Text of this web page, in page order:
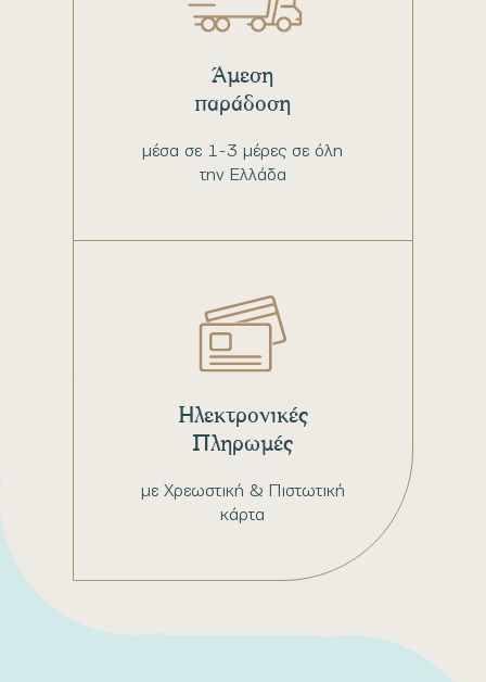
μέσα σε 1-3 μέρες σε όλη
την Ελλάδα
Άμεση
παράδοση
με Χρεωστική & Πιστωτική
κάρτα
Ηλεκτρονικές
Πληρωμές